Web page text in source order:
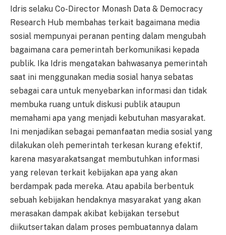
Idris selaku Co-Director Monash Data & Democracy
Research Hub membahas terkait bagaimana media
sosial mempunyai peranan penting dalam mengubah
bagaimana cara pemerintah berkomunikasi kepada
publik. Ika Idris mengatakan bahwasanya pemerintah
saat ini menggunakan media sosial hanya sebatas
sebagai cara untuk menyebarkan informasi dan tidak
membuka ruang untuk diskusi publik ataupun
memahami apa yang menjadi kebutuhan masyarakat.
Ini menjadikan sebagai pemanfaatan media sosial yang
dilakukan oleh pemerintah terkesan kurang efektif,
karena masyarakatsangat membutuhkan informasi
yang relevan terkait kebijakan apa yang akan
berdampak pada mereka. Atau apabila berbentuk
sebuah kebijakan hendaknya masyarakat yang akan
merasakan dampak akibat kebijakan tersebut
diikutsertakan dalam proses pembuatannya dalam